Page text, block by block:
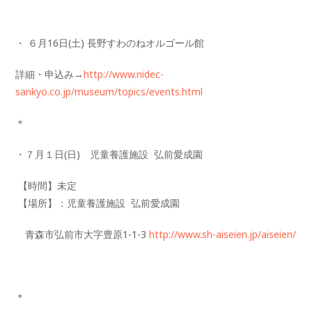
・ ６月16日(土) 長野すわのねオルゴール館
詳細・申込み→http://www.nidec-
sankyo.co.jp/museum/topics/events.html
＊
・７月１日(日) 児童養護施設 弘前愛成園
【時間】未定
【場所】：児童養護施設 弘前愛成園
青森市弘前市大字豊原1-1-3http://www.sh-aiseien.jp/aiseien/
＊